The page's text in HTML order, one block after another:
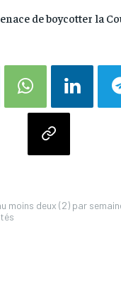
moins deux (2) par
de boycotter la